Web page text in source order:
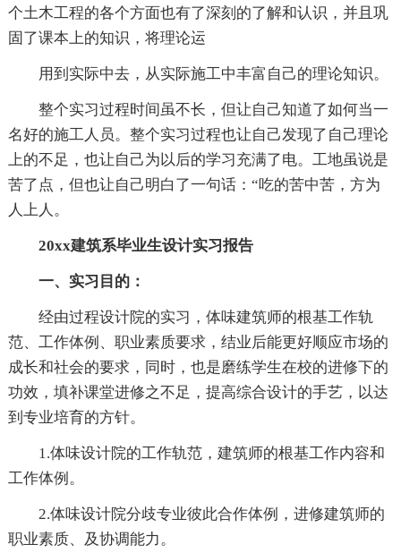
个土木工程的各个方面也有了深刻的了解和认识，并且巩
固了课本上的知识，将理论运
用到实际中去，从实际施工中丰富自己的理论知识。
整个实习过程时间虽不长，但让自己知道了如何当一
名好的施工人员。整个实习过程也让自己发现了自己理论
上的不足，也让自己为以后的学习充满了电。工地虽说是
苦了点，但也让自己明白了一句话：“吃的苦中苦，方为
人上人。
20xx建筑系毕业生设计实习报告
一、实习目的：
经由过程设计院的实习，体味建筑师的根基工作轨
范、工作体例、职业素质要求，结业后能更好顺应市场的
成长和社会的要求，同时，也是磨练学生在校的进修下的
功效，填补课堂进修之不足，提高综合设计的手艺，以达
到专业培育的方针。
1.体味设计院的工作轨范，建筑师的根基工作内容和
工作体例。
2.体味设计院分歧专业彼此合作体例，进修建筑师的
职业素质、及协调能力。